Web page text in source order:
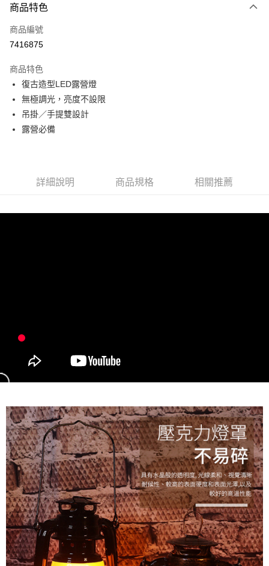
信用卡一次付款
超商取貨付款
Apple Pay
街口支付
悠遊付
運送方式
每筆NT$60，滿NT$299(含以上)免運費
每筆NT$80，滿NT$899(含以上)免運費
商品特色
商品編號
7416875
商品特色
復古造型LED露營燈
無極調光，亮度不設限
吊掛／手提雙設計
露營必備
詳細說明 商品規格 相關推薦